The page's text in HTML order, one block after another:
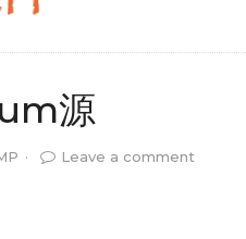
源
· Leave a comment